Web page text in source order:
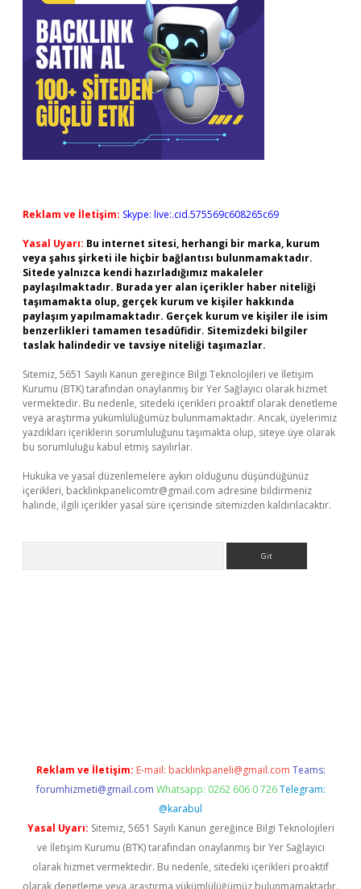
Reklam ve İletişim: Skype: live:.cid.575569c608265c69
Yasal Uyarı: Bu internet sitesi, herhangi bir marka, kurum
veya şahıs şirketi ile hiçbir bağlantısı bulunmamaktadır.
Sitede yalnızca kendi hazırladığımız makaleler
paylaşılmaktadır. Burada yer alan içerikler haber niteliği
taşımamakta olup, gerçek kurum ve kişiler hakkında
paylaşım yapılmamaktadır. Gerçek kurum ve kişiler ile isim
benzerlikleri tamamen tesadüfidir. Sitemizdeki bilgiler
taslak halindedir ve tavsiye niteliği taşımazlar.
Sitemiz, 5651 Sayılı Kanun gereğince Bilgi Teknolojileri ve İletişim
Kurumu (BTK) tarafından onaylanmış bir Yer Sağlayıcı olarak hizmet
vermektedir. Bu nedenle, sitedeki içerikleri proaktif olarak denetleme
veya araştırma yükümlülüğümüz bulunmamaktadır. Ancak, üyelerimiz
yazdıkları içeriklerin sorumluluğunu taşımakta olup, siteye üye olarak
bu sorumluluğu kabul etmiş sayılırlar.
Hukuka ve yasal düzenlemelere aykırı olduğunu düşündüğünüz
içerikleri, backlinkpanelicomtr@gmail.com adresine bildirmeniz
halinde, ilgili içerikler yasal süre içerisinde sitemizden kaldırılacaktır.
Reklam ve İletişim: E-mail: backlinkpaneli@gmail.com Teams:
forumhizmeti@gmail.com Whatsapp: 0262 606 0 726 Telegram:
@karabul
Yasal Uyarı: Sitemiz, 5651 Sayılı Kanun gereğince Bilgi Teknolojileri
ve İletişim Kurumu (BTK) tarafından onaylanmış bir Yer Sağlayıcı
olarak hizmet vermektedir. Bu nedenle, sitedeki içerikleri proaktif
olarak denetleme veya araştırma yükümlülüğümüz bulunmamaktadır.